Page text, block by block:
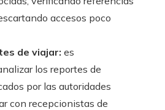
accesos poco
de viajar: es
los reportes de
por las autoridades
con recepcionistas de